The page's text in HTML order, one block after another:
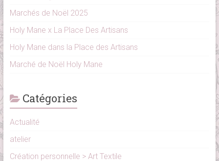
Marchés de Noël 2025
Holy Mane x La Place Des Artisans
Holy Mane dans la Place des Artisans
Marché de Noël Holy Mane
Catégories
Actualité
atelier
Création personnelle > Art Textile